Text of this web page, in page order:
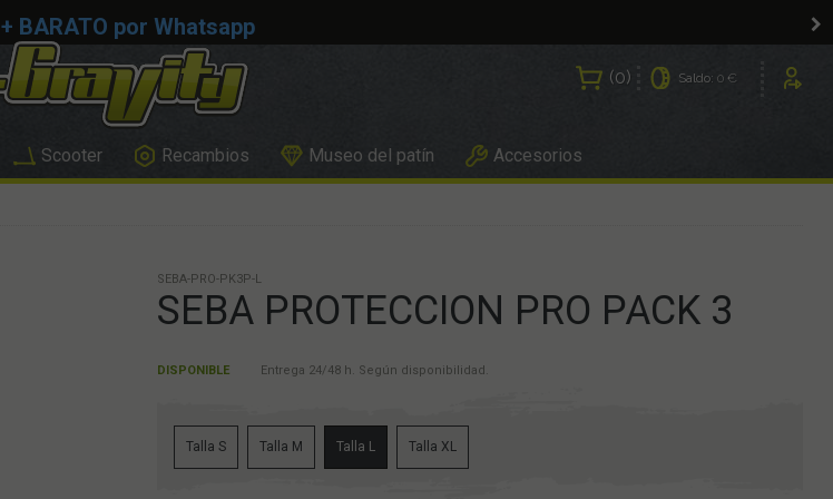
+ BARATO por Whatsapp
0 Saldo: 0 €
Scooter Recambios Museo del patín Accesorios
SEBA-PRO-PK3P-L
SEBA PROTECCION PRO PACK 3
DISPONIBLE Entrega 24/48 h. Según disponibilidad.
Talla S Talla M Talla L Talla XL